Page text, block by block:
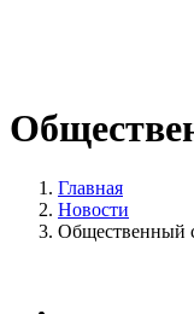
Главная
Новости
Общественный